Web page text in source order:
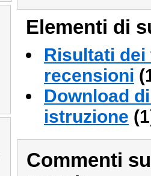
Elementi di
Risultati
recensioni
Download
istruzione
Commenti